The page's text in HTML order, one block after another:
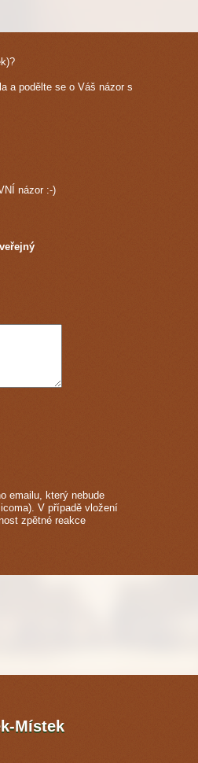
?
a podělte se o Váš názor s
názor :-)
emailu, který nebude
V případě vložení
zpětné reakce
Místek